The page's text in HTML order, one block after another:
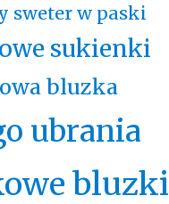
sweter w paski
sukienki
bluzka
ubrania
bluzki